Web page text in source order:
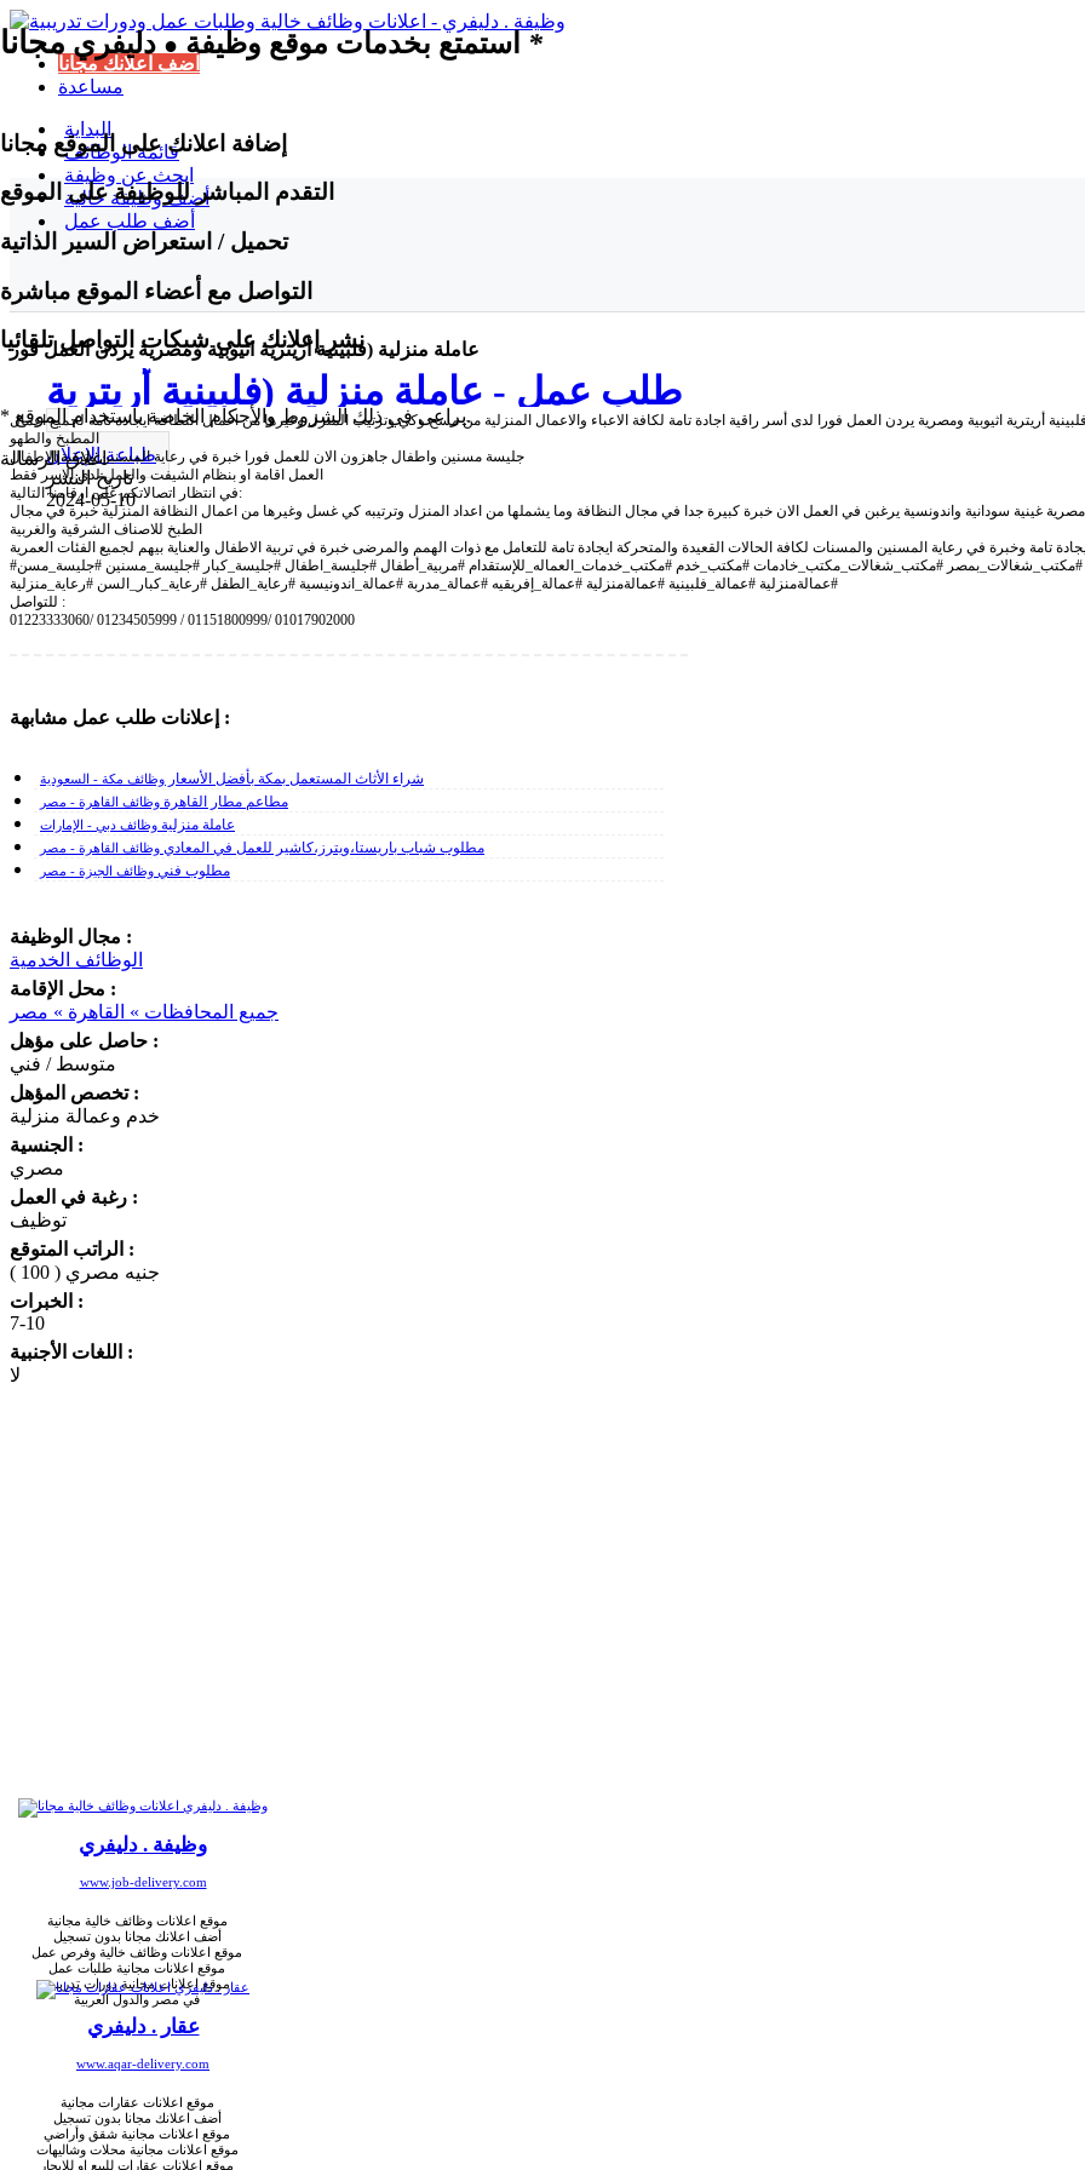
اضف اعلانك مجانا
مساعدة
البداية
قائمة الوظائف
ابحث عن وظيفة
أضف وظيفة خالية
أضف طلب عمل
طلب عمل - عاملة منزلية (فلبينية أريترية
اثيوبية ومصرية يردن العمل فور
طباعة الإعلان
تاريخ النشر
2024-05-10
عاملة منزلية (فلبينية أريترية اثيوبية ومصرية يردن العمل فور
أريترية اثيوبية ومصرية يردن العمل فورا لدى أسر راقية اجادة تامة لكافة الاعباء والاعمال المنزلية من مسح وكي وترتيب المنزل وغيرها من اعمال النظافة ايجادة تامة لجميع اعمال
المطبخ والطهو
جليسة مسنين واطفال جاهزون الان للعمل فورا خبرة في رعاية المسنين وتربية الاطفال
العمل اقامة او بنظام الشيفت والعمل لدى الاسر فقط
في انتظار اتصالاتكم على ارقامنا التالية:
مصرية غينية سودانية واندونسية يرغبن في العمل الان خبرة كبيرة جدا في مجال النظافة وما يشملها من اعداد المنزل وترتيبه كي غسل وغيرها من اعمال النظافة المنزلية خبرة في مجال
الطبخ للاصناف الشرقية والغربية
تامة وخبرة في رعاية المسنين والمسنات لكافة الحالات القعيدة والمتحركة ايجادة تامة للتعامل مع ذوات الهمم والمرضى خبرة في تربية الاطفال والعناية بيهم لجميع الفئات العمرية
#مكتب_شغالات #مكتب_شغالات_بمصر #مكتب_شغالات_مكتب_خادمات #مكتب_خدم #مكتب_خدمات_العماله_للإستقدام #مربية_أطفال #جليسة_اطفال #جليسة_كبار #جليسة_مسنين #جليسة_مسن
#عمالةمنزلية #عمالة_فلبينية #عمالةمنزلية #عمالة_إفريقيه #عمالة_مدربة #عمالة_اندونيسية #رعاية_الطفل #رعاية_كبار_السن #رعاية_منزلية
للتواصل :
01223333060/ 01234505999 / 01151800999/ 01017902000
إعلانات طلب عمل مشابهة :
شراء الأثاث المستعمل بمكة بأفضل الأسعار وظائف مكة - السعودية
مطاعم مطار القاهرة وظائف القاهرة - مصر
عاملة منزلية وظائف دبي - الإمارات
مطلوب شباب باريستا،ويترز،كاشير للعمل في المعادي وظائف القاهرة - مصر
مطلوب فني وظائف الجيزة - مصر
مجال الوظيفة :
الوظائف الخدمية
محل الإقامة :
جميع المحافظات » القاهرة » مصر
حاصل على مؤهل :
متوسط / فني
تخصص المؤهل :
خدم وعمالة منزلية
الجنسية :
مصري
رغبة في العمل :
توظيف
الراتب المتوقع :
( 100 ) جنيه مصري
الخبرات :
7-10
اللغات الأجنبية :
لا
وظيفة . دليفري
www.job-delivery.com
موقع اعلانات وظائف خالية مجانية
أضف اعلانك مجانا بدون تسجيل
موقع اعلانات وظائف خالية وفرص عمل
موقع اعلانات مجانية طلبات عمل
موقع اعلانات مجانية دورات تدريبية
في مصر والدول العربية
عقار . دليفري
www.aqar-delivery.com
موقع اعلانات عقارات مجانية
أضف اعلانك مجانا بدون تسجيل
موقع اعلانات مجانية شقق وأراضي
موقع اعلانات مجانية محلات وشاليهات
موقع اعلانات عقارات للبيع او للإيجار
استمتع بخدمات موقع وظيفة ● دليفري مجانا *
إضافة اعلانك على الموقع مجانا
التقدم المباشر للوظيفة على الموقع
تحميل / استعراض السير الذاتية
التواصل مع أعضاء الموقع مباشرة
نشر إعلانك على شبكات التواصل تلقائيا
* يراعى في ذلك الشروط والأحكام الخاصة باستخدام الموقع.
اغلاق الرسالة